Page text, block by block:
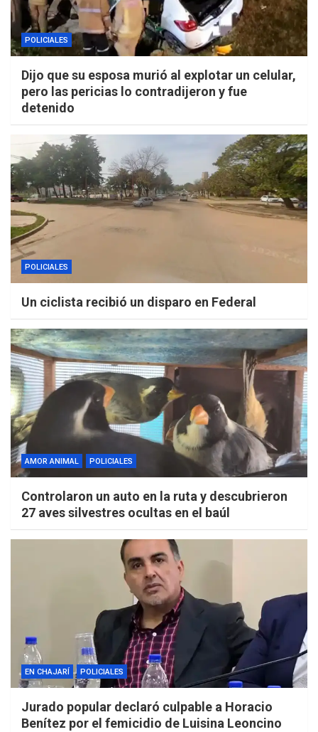
POLICIALES
Dijo que su esposa murió al explotar un celular,
pero las pericias lo contradijeron y fue
detenido
POLICIALES
Un ciclista recibió un disparo en Federal
AMOR ANIMAL POLICIALES
Controlaron un auto en la ruta y descubrieron
27 aves silvestres ocultas en el baúl
EN CHAJARÍ POLICIALES
Jurado popular declaró culpable a Horacio
Benítez por el femicidio de Luisina Leoncino